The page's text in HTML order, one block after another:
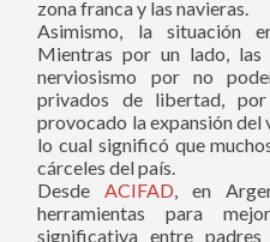
zona franca y las navieras.
Asimismo, la situación
Mientras por un lado, las
nerviosismo por no
privados de libertad,
provocado la expansión del
lo cual significó que
cárceles del país.
Desde ACIFAD , en
herramientas para
significativa entre